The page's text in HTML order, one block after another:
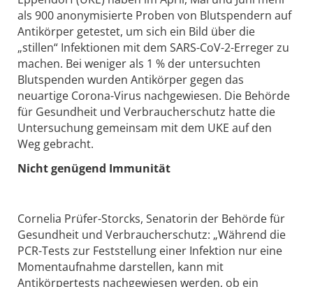
als 900 anonymisierte Proben von Blutspendern auf
Antikörper getestet, um sich ein Bild über die
„stillen“ Infektionen mit dem SARS-CoV-2-Erreger zu
machen. Bei weniger als 1 % der untersuchten
Blutspenden wurden Antikörper gegen das
neuartige Corona-Virus nachgewiesen. Die Behörde
für Gesundheit und Verbraucherschutz hatte die
Untersuchung gemeinsam mit dem UKE auf den
Weg gebracht.
Nicht genügend Immunität
Cornelia Prüfer-Storcks, Senatorin der Behörde für
Gesundheit und Verbraucherschutz: „Während die
PCR-Tests zur Feststellung einer Infektion nur eine
Momentaufnahme darstellen, kann mit
Antikörpertests nachgewiesen werden, ob ein